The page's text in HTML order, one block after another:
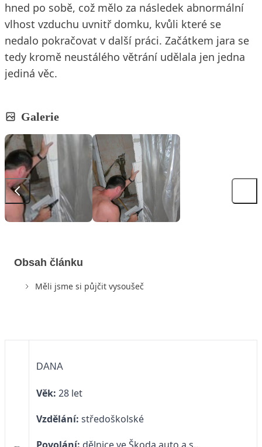
hned po sobě, což mělo za následek abnormální
vlhost vzduchu uvnitř domku, kvůli které se
nedalo pokračovat v další práci. Začátkem jara se
tedy kromě neustálého větrání udělala jen jedna
jediná věc.
Galerie
Obsah článku
Měli jsme si půjčit vysoušeč
DANA
Věk: 28 let
Vzdělání: středoškolské